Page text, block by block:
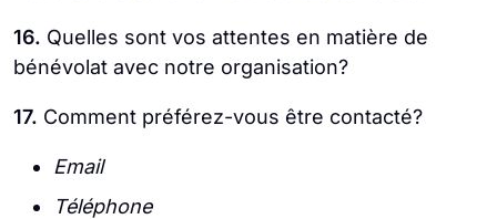
16. Quelles sont vos attentes en matière de
bénévolat avec notre organisation?
17. Comment préférez-vous être contacté?
Email
Téléphone